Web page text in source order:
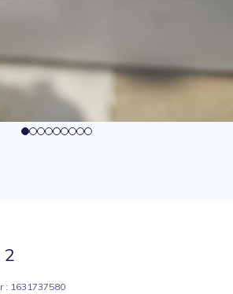
2
: 1631737580